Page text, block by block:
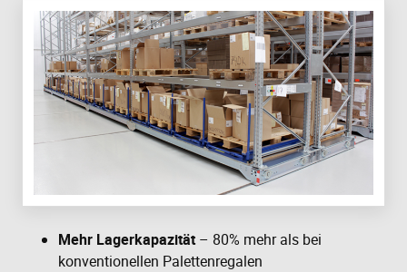
Mehr Lagerkapazität– 80% mehr als bei
konventionellen Palettenregalen